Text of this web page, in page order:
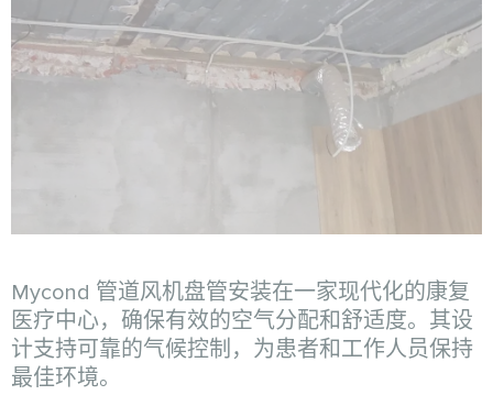
Mycond 管道风机盘管安装在一家现代化的康复
医疗中心，确保有效的空气分配和舒适度。其设
计支持可靠的气候控制，为患者和工作人员保持
最佳环境。